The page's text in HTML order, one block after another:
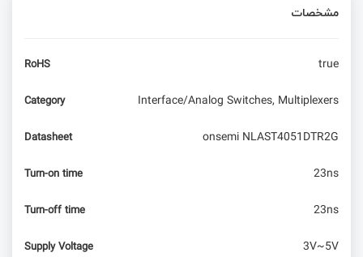
مشخصات
RoHS true
Category Interface/Analog Switches, Multiplexers
Datasheet onsemi NLAST4051DTR2G
Turn-on time 23ns
Turn-off time 23ns
Supply Voltage 3V~5V